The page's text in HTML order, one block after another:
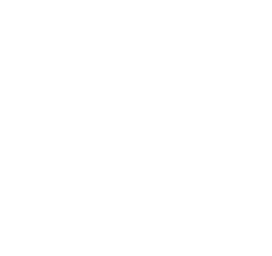
di eventuali commissioni
vengono periodicamente
dei virus, le definizioni
antispam, gli elenchi URL, le
e gli elenchi
autenticate. Questi
definiti collettivamente